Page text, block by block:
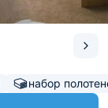
набор